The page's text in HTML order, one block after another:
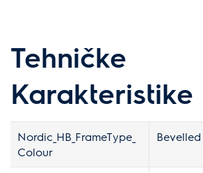
Tehničke
Karakteristike
Nordic_HB_FrameType_
Colour
Bevelled